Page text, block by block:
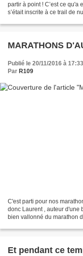
partir à point ! C’est ce qu'a
s’était inscrite à ce trail de
MARATHONS
Publié le 20/11/2016 à 17:33
Par R109
C'est parti pour nos
donc Laurent , auteur d'une
bien vallonné du marathon
Et pendant ce